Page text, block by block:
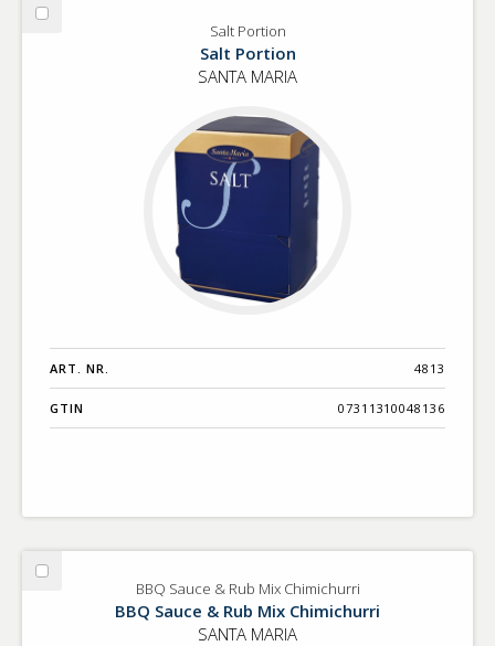
Välj
Salt Portion
Salt Portion
SANTA MARIA
ART. NR. 4813
GTIN 07311310048136
Välj
BBQ Sauce & Rub Mix Chimichurri
BBQ Sauce & Rub Mix Chimichurri
SANTA MARIA